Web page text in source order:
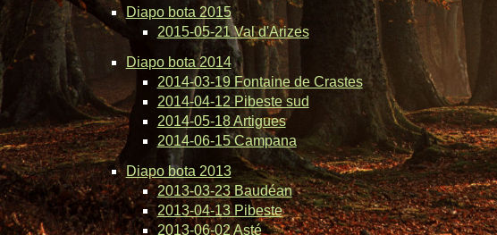
Diapo bota 2015
2015-05-21 Val d'Arizes
Diapo bota 2014
2014-03-19 Fontaine de Crastes
2014-04-12 Pibeste sud
2014-05-18 Artigues
2014-06-15 Campana
Diapo bota 2013
2013-03-23 Baudéan
2013-04-13 Pibeste
2013-06-02 Asté